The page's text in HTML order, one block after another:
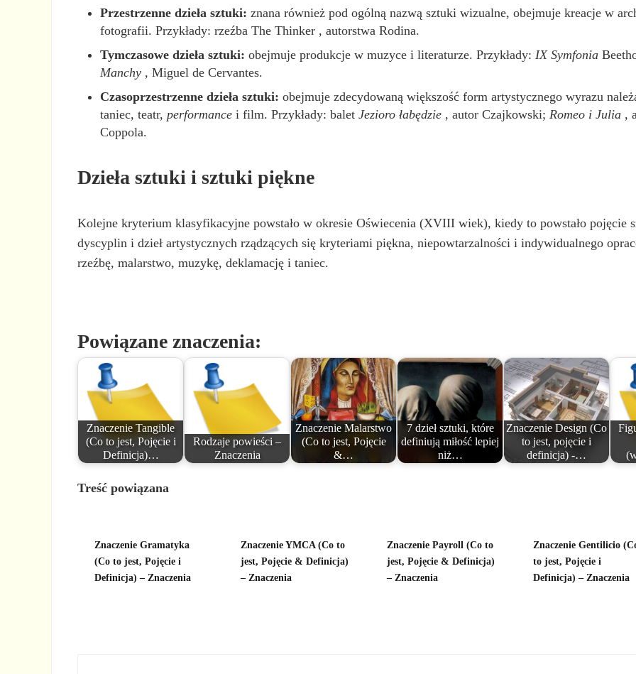
Przestrzenne dzieła sztuki: znana również pod ogólną nazwą sztuki wizualne, obejmuje kreacje w
fotografii. Przykłady: rzeźba The Thinker , autorstwa Rodina.
Tymczasowe dzieła sztuki: obejmuje produkcje w muzyce i literaturze. Przykłady: IX Symfonia
Manchy, Miguel de Cervantes.
Czasoprzestrzenne dzieła sztuki: obejmuje zdecydowaną większość form artystycznego wyrazu
taniec, teatr, performancei film. Przykłady: balet Jezioro łabędzie, autor Czajkowski; Romeo i Julia,
Coppola.
Dzieła sztuki i sztuki piękne
Kolejne kryterium klasyfikacyjne powstało w okresie Oświecenia (XVIII wiek), kiedy to powstało pojęcie
dyscyplin i dzieł artystycznych rządzących się kryteriami piękna, niepowtarzalności i indywidualnego
rzeźbę, malarstwo, muzykę, deklamację i taniec.
Powiązane znaczenia:
Znaczenie Tangible
(Co to jest, Pojęcie i
Definicja)…
Rodzaje powieści –
Znaczenia
Znaczenie Malarstwo
(Co to jest, Pojęcie
&…
7 dzieł sztuki, które
definiują miłość lepiej
niż…
Znaczenie Design (Co
to jest, pojęcie i
definicja) -…
Treść powiązana
Znaczenie Gramatyka
(Co to jest, Pojęcie i
Definicja) – Znaczenia
Znaczenie YMCA (Co to
jest, Pojęcie & Definicja)
– Znaczenia
Znaczenie Payroll (Co to
jest, Pojęcie & Definicja)
– Znaczenia
Znaczenie Gentilicio
to jest, Pojęcie i
Definicja) – Znaczenia